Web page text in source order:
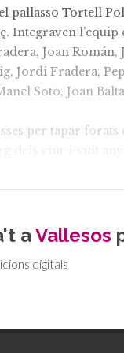
pallasso Tortell
Integraven l’equip
Joan Román,
Jordi Fradera,
Soto, Joan
per tapar forats
El veterà
“Hi va haver la
la de les ventades”,
han après l’ofici no
aVallesos
digitals